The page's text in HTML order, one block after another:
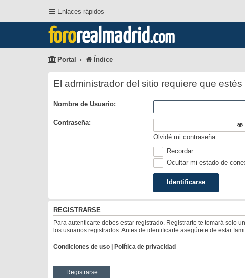
Enlaces rápidos
fororealmadrid.com
Portal Índice
El administrador del sitio requiere que
Nombre de Usuario:
Contraseña:
Olvidé mi contraseña
Recordar
Ocultar mi estado de
REGISTRARSE
Para autenticarte debes estar registrado. Registrarte te tomará solo
los usuarios registrados. Antes de identificarte asegúrete de estar
Condiciones de uso | Política de privacidad
Registrarse